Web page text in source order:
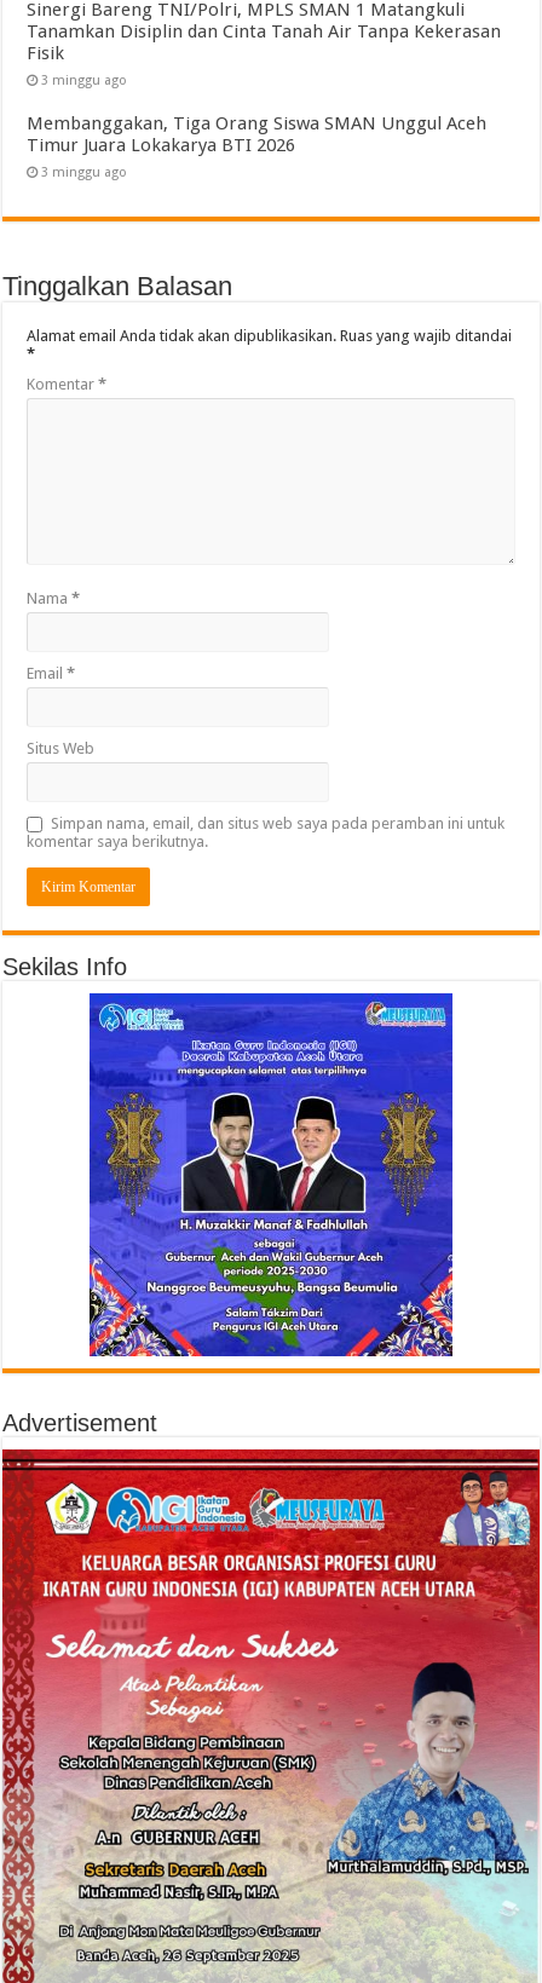
Sinergi Bareng TNI/Polri, MPLS SMAN 1 Matangkuli
Tanamkan Disiplin dan Cinta Tanah Air Tanpa Kekerasan
Fisik
3 minggu ago
Membanggakan, Tiga Orang Siswa SMAN Unggul Aceh
Timur Juara Lokakarya BTI 2026
3 minggu ago
Tinggalkan Balasan
Alamat email Anda tidak akan dipublikasikan. Ruas yang wajib ditandai
*
Komentar*
Nama*
Email*
Situs Web
Simpan nama, email, dan situs web saya pada peramban ini untuk
komentar saya berikutnya.
Sekilas Info
Advertisement